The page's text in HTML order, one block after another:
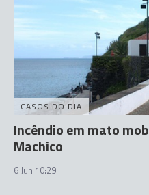
CASOS DO DIA
Incêndio em mato
Machico
6 Jun 10:29